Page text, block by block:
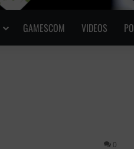
GAMESCOM VIDEOS
0